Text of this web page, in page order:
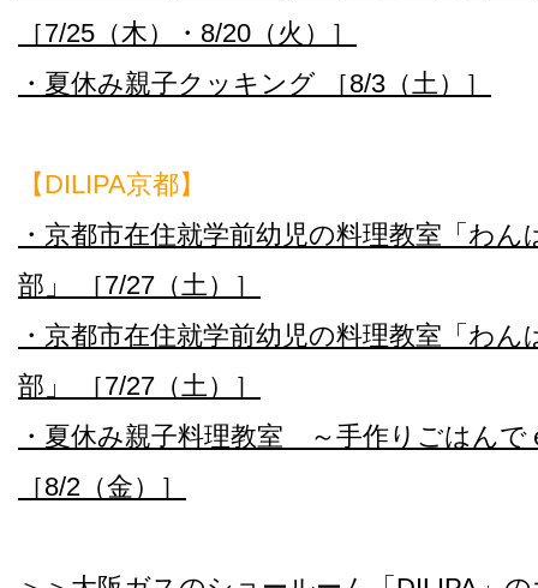
［7/25（木）・8/20（火）］
・夏休み親子クッキング ［8/3（土）］
【DILIPA京都】
・京都市在住就学前幼児の料理教室「わ
部」 ［7/27（土）］
・京都市在住就学前幼児の料理教室「わ
部」 ［7/27（土）］
・夏休み親子料理教室 ～手作りごはんで
［8/2（金）］